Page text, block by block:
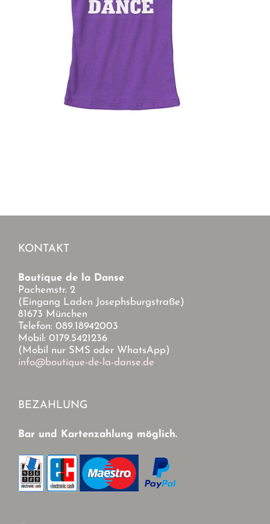
KONTAKT
Boutique de la Danse
Pachemstr. 2
(Eingang Laden Josephsburgstraße)
81673 München
Telefon: 089.18942003
Mobil: 0179.5421236
(Mobil nur SMS oder WhatsApp)
info@boutique-de-la-danse.de
BEZAHLUNG
Bar und Kartenzahlung möglich.